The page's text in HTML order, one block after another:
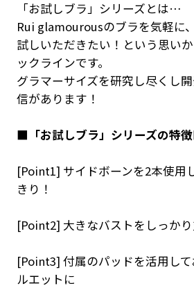
「お試しブラ」シリーズとは…
Rui glamourousのブラを気軽に
試しいただきたい！という思い
ックラインです。
グラマーサイズを研究し尽くし
信があります！
■「お試しブラ」シリーズの特
[Point1] サイドボーンを2本使用
きり！
[Point2] 大きなバストをしっか
[Point3] 付属のパッドを活用し
ルエットに